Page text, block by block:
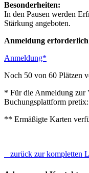
Besonderheiten:
In den Pausen werden
Stärkung angeboten.
Anmeldung
Anmeldung*
Noch 50 von 60 Plätzen
* Für die Anmeldung zur
Buchungsplattform pretix:
** Ermäßigte Karten
zurück zur kompletten